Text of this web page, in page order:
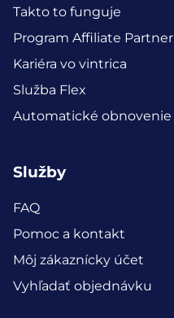
Takto to funguje
Program Affiliate Partner
Kariéra vo vintrica
Služba Flex
Automatické obnovenie
Služby
FAQ
Pomoc a kontakt
Môj zákaznícky účet
Vyhľadať objednávku